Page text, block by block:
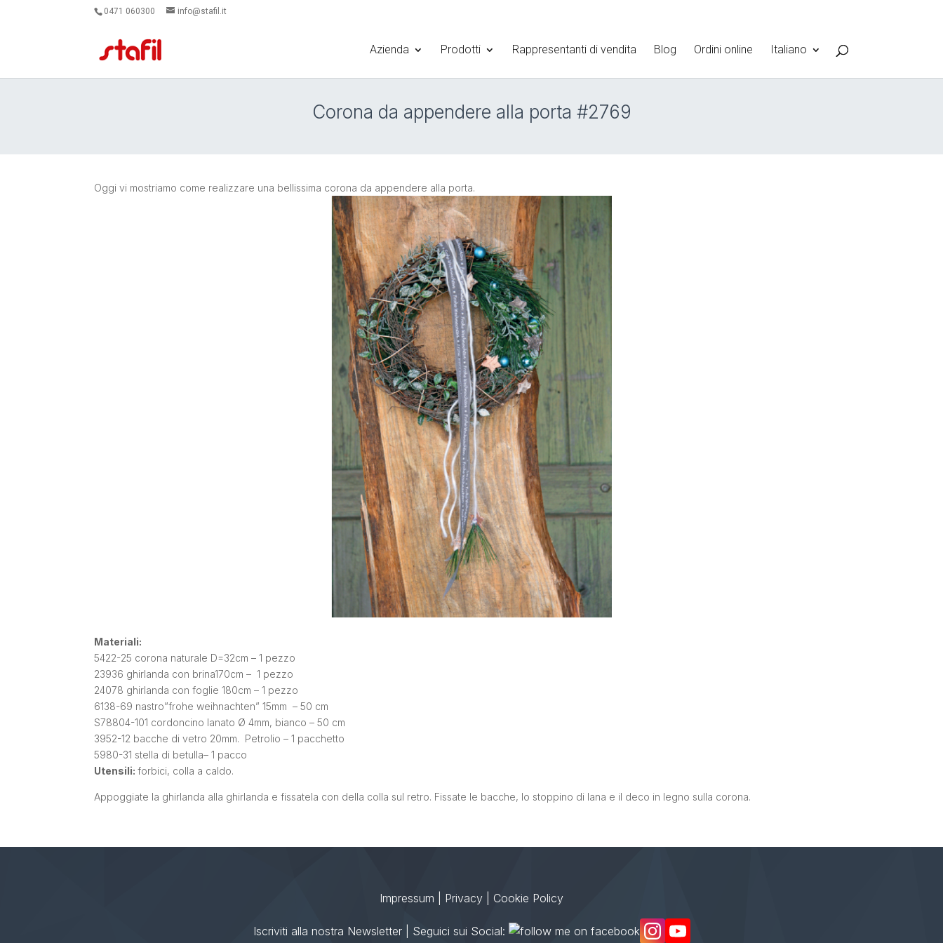
0471 060300 info@stafil.it
Azienda Prodotti Rappresentanti di vendita Blog Ordini online Italiano
Corona da appendere alla porta #2769
Oggi vi mostriamo come realizzare una bellissima corona da appendere alla porta.
Materiali:
5422-25 corona naturale D=32cm – 1 pezzo
23936 ghirlanda con brina170cm – 1 pezzo
24078 ghirlanda con foglie 180cm – 1 pezzo
6138-69 nastro”frohe weihnachten” 15mm – 50 cm
S78804-101 cordoncino lanato Ø 4mm, bianco – 50 cm
3952-12 bacche di vetro 20mm. Petrolio – 1 pacchetto
5980-31 stella di betulla– 1 pacco
Utensili:forbici, colla a caldo.
Appoggiate la ghirlanda alla ghirlanda e fissatela con della colla sul retro. Fissate le bacche, lo stoppino di lana e il deco in legno sulla corona.
Impressum Privacy Cookie Policy
Iscriviti alla nostra Newsletter| Seguici sui Social: